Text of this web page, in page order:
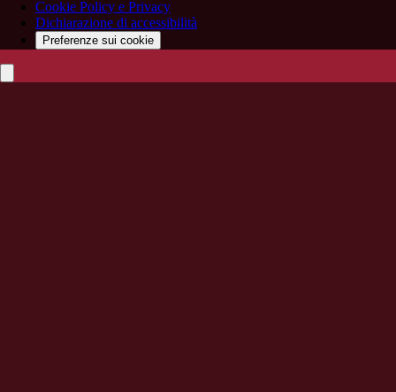
Cookie Policy e Privacy
Dichiarazione di accessibilità
Preferenze sui cookie